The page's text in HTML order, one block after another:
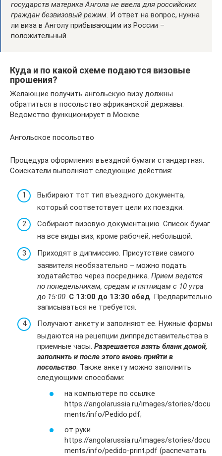
государств материка Ангола не ввела для российских
граждан безвизовый режим. И ответ на вопрос, нужна
ли виза в Анголу прибывающим из России –
положительный.
Куда и по какой схеме подаются визовые
прошения?
Желающие получить ангольскую визу должны
обратиться в посольство африканской державы.
Ведомство функционирует в Москве.
Ангольское посольство
Процедура оформления въездной бумаги стандартная.
Соискатели выполняют следующие действия:
Выбирают тот тип въездного документа,
который соответствует цели их поездки.
Собирают визовую документацию. Список бумаг
на все виды виз, кроме рабочей, небольшой.
Приходят в дипмиссию. Присутствие самого
заявителя необязательно – можно подать
ходатайство через посредника. Прием ведется
по понедельникам, средам и пятницам с 10 утра
до 15:00. С 13:00 до 13:30 обед. Предварительно
записываться не требуется.
Получают анкету и заполняют ее. Нужные формы
выдаются на рецепции диппредставительства в
приемные часы. Разрешается взять бланк домой,
заполнить и после этого вновь прийти в
посольство. Также анкету можно заполнить
следующими способами:
на компьютере по ссылке
https://angolarussia.ru/images/stories/docu
ments/info/Pedido.pdf;
от руки
https://angolarussia.ru/images/stories/docu
ments/info/pedido-print.pdf (распечатать